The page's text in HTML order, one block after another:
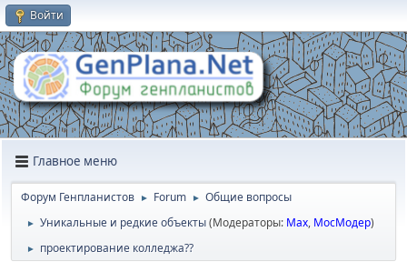
Войти
Главное меню
Форум Генпланистов ► Forum ► Общие вопросы
► Уникальные и редкие объекты(Модераторы: Max, МосМодер)
► проектирование колледжа??